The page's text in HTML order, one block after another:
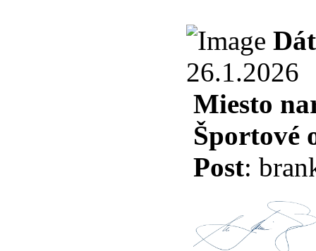
26.1.2026
Miesto
Športové
Post: